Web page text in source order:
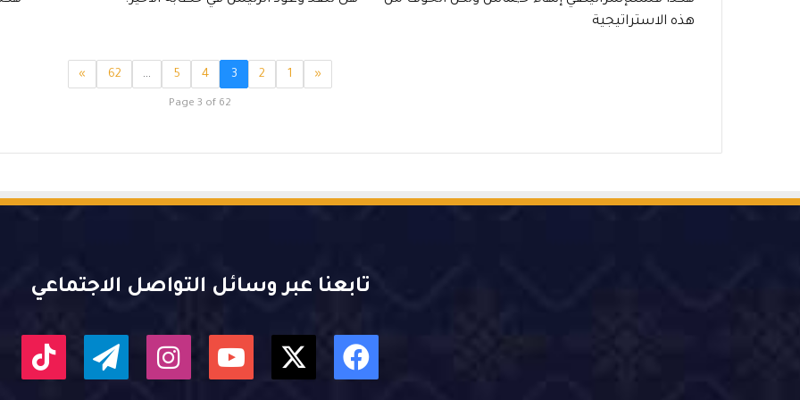
هذه الاستراتيجية
«
1
2
3
4
5
…
62
»
Page 3 of 62
تابعنا عبر وسائل التواصل الاجتماعي
فيسبوك يوتيوب انستقرامتيلقرام